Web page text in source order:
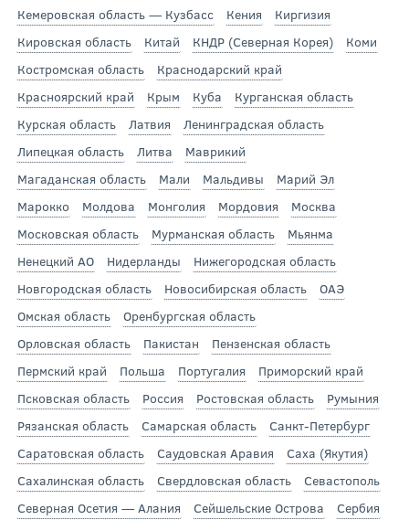
Кемеровская область — Кузбасс
Кения
Киргизия
Кировская область
Китай КНДР (Северная Корея)
Коми
Костромская область
Краснодарский край
Красноярский край
Крым Куба
Курганская область
Курская область
Латвия
Ленинградская область
Липецкая область
Литва
Маврикий
Магаданская область
Мали Мальдивы
Марий Эл
Марокко
Молдова Монголия Мордовия
Москва
Московская область
Мурманская область
Мьянма
Ненецкий АО
Нидерланды
Нижегородская область
Новгородская область
Новосибирская область
ОАЭ
Омская область
Оренбургская область
Орловская область
Пакистан
Пензенская область
Пермский край
Польша Португалия
Приморский край
Псковская область
Россия Ростовская область
Румыния
Рязанская область
Самарская область
Санкт-Петербург
Саратовская область
Саудовская Аравия
Саха (Якутия)
Сахалинская область
Свердловская область
Севастополь
Северная Осетия — Алания
Сейшельские Острова
Сербия